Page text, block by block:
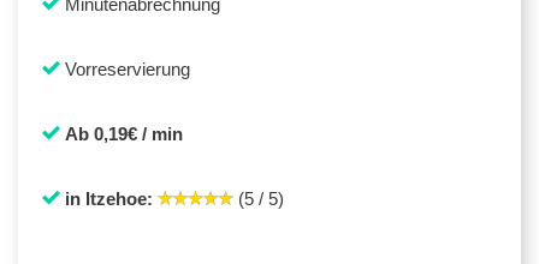
Vorreservierung
Ab 0,19€ / min
in Itzehoe: (5 / 5)